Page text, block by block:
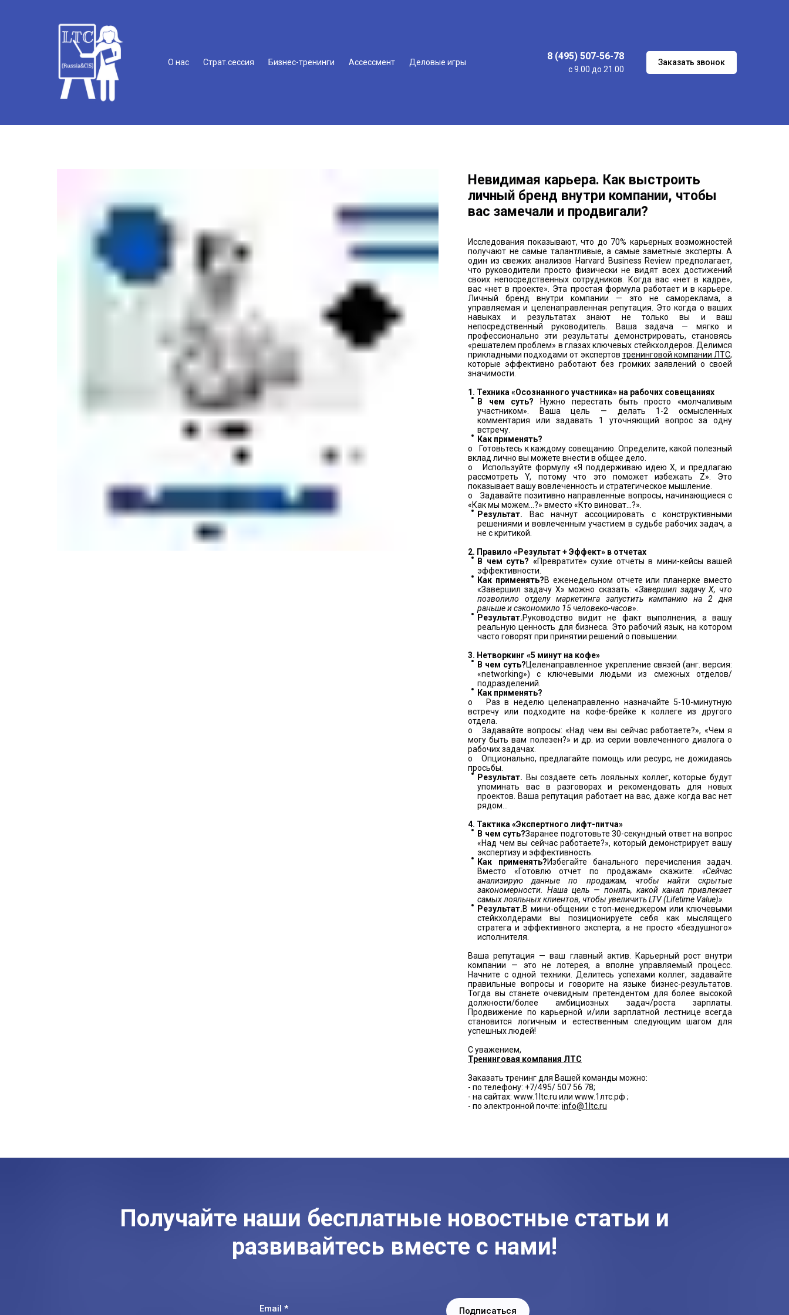
О нас Страт.сессия Бизнес-тренинги Ассессмент Деловые игры
8 (495) 507-56-78
с 9.00 до 21.00
Заказать звонок
Невидимая карьера. Как выстроить
личный бренд внутри компании, чтобы
вас замечали и продвигали?
Исследования показывают, что до 70% карьерных возможностей
получают не самые талантливые, а самые заметные эксперты. А
один из свежих анализов Harvard Business Review предполагает,
что руководители просто физически не видят всех достижений
своих непосредственных сотрудников. Когда вас «нет в кадре»,
вас «нет в проекте». Эта простая формула работает и в карьере.
Личный бренд внутри компании — это не самореклама, а
управляемая и целенаправленная репутация. Это когда о ваших
навыках и результатах знают не только вы и ваш
непосредственный руководитель. Ваша задача — мягко и
профессионально эти результаты демонстрировать, становясь
«решателем проблем» в глазах ключевых стейкхолдеров. Делимся
прикладными подходами от экспертов тренинговой компании ЛТС,
которые эффективно работают без громких заявлений о своей
значимости.
1. Техника «Осознанного участника» на рабочих совещаниях
В чем суть? Нужно перестать быть просто «молчаливым
участником». Ваша цель — делать 1-2 осмысленных
комментария или задавать 1 уточняющий вопрос за одну
встречу.
Как применять?
o Готовьтесь к каждому совещанию. Определите, какой полезный
вклад лично вы можете внести в общее дело.
o Используйте формулу «Я поддерживаю идею X, и предлагаю
рассмотреть Y, потому что это поможет избежать Z». Это
показывает вашу вовлеченность и стратегическое мышление.
o Задавайте позитивно направленные вопросы, начинающиеся с
«Как мы можем...?» вместо «Кто виноват...?».
Результат.
Вас начнут ассоциировать с конструктивными
решениями и вовлеченным участием в судьбе рабочих задач, а
не с критикой.
2. Правило «Результат + Эффект» в отчетах
В чем суть? «Превратите» сухие отчеты в мини-кейсы вашей
эффективности.
Как применять?В еженедельном отчете или планерке вместо
«Завершил задачу X» можно сказать: «Завершил задачу X, что
позволило отделу маркетинга запустить кампанию на 2 дня
раньше и сэкономило 15 человеко-часов».
Результат.Руководство видит не факт выполнения, а вашу
реальную ценность для бизнеса. Это рабочий язык, на котором
часто говорят при принятии решений о повышении.
3. Нетворкинг «5 минут на кофе»
В чем суть?Целенаправленное укрепление связей (анг. версия:
«networking») с ключевыми людьми из смежных отделов/
подразделений.
Как применять?
o Раз в неделю целенаправленно назначайте 5-10-минутную
встречу или подходите на кофе-брейке к коллеге из другого
отдела.
o Задавайте вопросы: «Над чем вы сейчас работаете?», «Чем я
могу быть вам полезен?» и др. из серии вовлеченного диалога о
рабочих задачах.
o Опционально, предлагайте помощь или ресурс, не дожидаясь
просьбы.
Результат. Вы создаете сеть лояльных коллег, которые будут
упоминать вас в разговорах и рекомендовать для новых
проектов. Ваша репутация работает на вас, даже когда вас нет
рядом...
4. Тактика «Экспертного лифт-питча»
В чем суть?Заранее подготовьте 30-секундный ответ на вопрос
«Над чем вы сейчас работаете?», который демонстрирует вашу
экспертизу и эффективность.
Как применять?Избегайте банального перечисления задач.
Вместо «Готовлю отчет по продажам» скажите: «Сейчас
анализирую данные по продажам, чтобы найти скрытые
закономерности. Наша цель — понять, какой канал привлекает
самых лояльных клиентов, чтобы увеличить LTV (Lifetime Value)».
Результат.В мини-общении с топ-менеджером или ключевыми
стейкхолдерами вы позиционируете себя как мыслящего
стратега и эффективного эксперта, а не просто «бездушного»
исполнителя.
Ваша репутация — ваш главный актив. Карьерный рост внутри
компании — это не лотерея, а вполне управляемый процесс.
Начните с одной техники. Делитесь успехами коллег, задавайте
правильные вопросы и говорите на языке бизнес-результатов.
Тогда вы станете очевидным претендентом для более высокой
должности/более амбициозных задач/роста зарплаты.
Продвижение по карьерной и/или зарплатной лестнице всегда
становится логичным и естественным следующим шагом для
успешных людей!
С уважением,
Тренинговая компания ЛТС
Заказать тренинг для Вашей команды можно:
- по телефону: +7/495/ 507 56 78;
- на сайтах: www.1ltc.ru или www.1лтс.рф ;
- по электронной почте: info@1ltc.ru
Получайте наши бесплатные новостные статьи и
развивайтесь вместе с нами!
Email * Подписаться